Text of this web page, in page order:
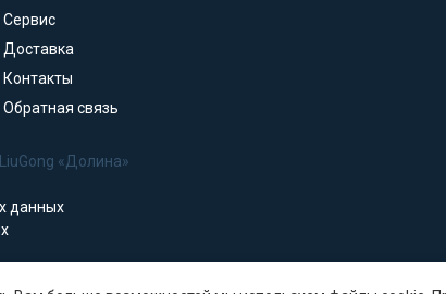
Сервис
Доставка
Контакты
Обратная связь
«Долина»
данных